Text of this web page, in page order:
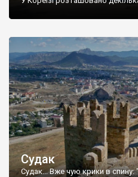
Судак
Судак... Вже чую крики в